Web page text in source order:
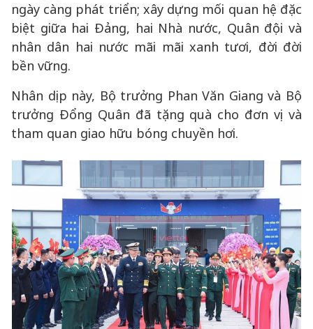
ngày càng phát triển; xây dựng mối quan hệ đặc
biệt giữa hai Đảng, hai Nhà nước, Quân đội và
nhân dân hai nước mãi mãi xanh tươi, đời đời
bền vững.
Nhân dịp này, Bộ trưởng Phan Văn Giang và Bộ
trưởng Đổng Quân đã tặng quà cho đơn vị và
tham quan giao hữu bóng chuyền hơi.